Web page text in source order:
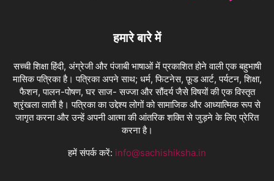
हमारे बारे में
सच्ची शिक्षा हिंदी, अंग्रेजी और पंजाबी भाषाओं में प्रकाशित होने वाली एक बहुभाषी
मासिक पत्रिका है। पत्रिका अपने साथ; धर्म, फिटनेस, फ़ूड आर्ट, पर्यटन, शिक्षा,
फैशन, पालन-पोषण, घर साज- सज्जा और सौंदर्य जैसे विषयों की एक विस्तृत
श्रृंखला लाती है। पत्रिका का उद्देश्य लोगों को सामाजिक और आध्यात्मिक रूप से
जागृत करना और उन्हें अपनी आत्मा की आंतरिक शक्ति से जुड़ने के लिए प्रेरित
करना है।
हमें संपर्क करें: info@sachishiksha.in